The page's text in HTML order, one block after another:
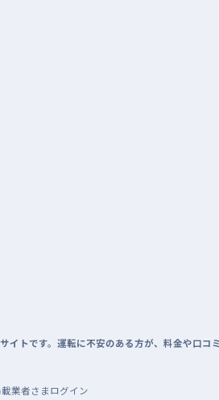
トです。運転に不安のある方が、料金や口コ
業者さまログイン